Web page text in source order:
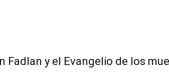
Fadlan y el Evangelio de los